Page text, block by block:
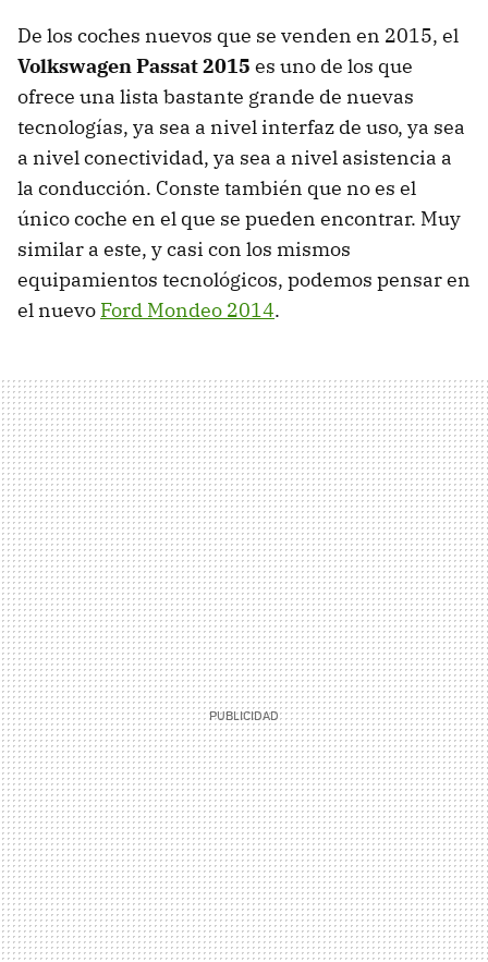
De los coches nuevos que se venden en 2015, el
Volkswagen Passat 2015 es uno de los que
ofrece una lista bastante grande de nuevas
tecnologías, ya sea a nivel interfaz de uso, ya sea
a nivel conectividad, ya sea a nivel asistencia a
la conducción. Conste también que no es el
único coche en el que se pueden encontrar. Muy
similar a este, y casi con los mismos
equipamientos tecnológicos, podemos pensar en
el nuevo Ford Mondeo 2014.